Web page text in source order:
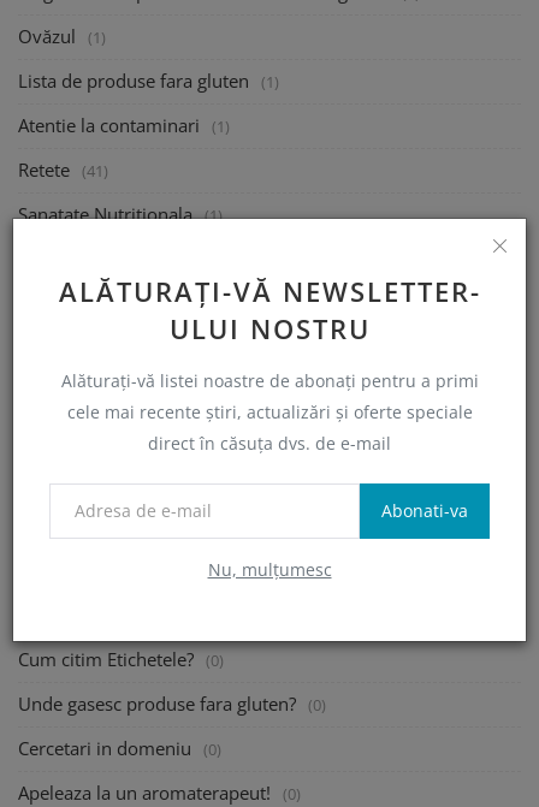
ALĂTURAȚI-VĂ NEWSLETTER-
ULUI NOSTRU
Alăturați-vă listei noastre de abonați pentru a primi
cele mai recente știri, actualizări și oferte speciale
direct în căsuța dvs. de e-mail
Abonati-va
Nu, mulțumesc
Ovăzul (1)
Lista de produse fara gluten (1)
Atentie la contaminari (1)
Retete (41)
Sanatate Nutritionala (1)
Mananca la Restaurant
Ajutor financiar Guvernamental (1)
Semnalați un produs sau restaurant non-conform
Indrumare (2)
(0)
Cum citim Etichetele? (0)
Unde gasesc produse fara gluten? (0)
Cercetari in domeniu (0)
Apeleaza la un aromaterapeut! (0)